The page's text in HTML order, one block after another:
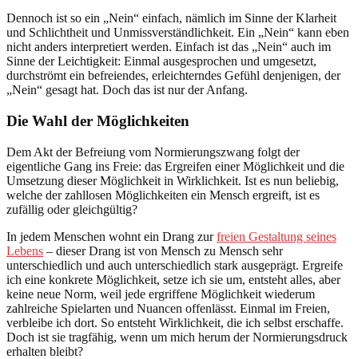
Dennoch ist so ein „Nein“ einfach, nämlich im Sinne der Klarheit
und Schlichtheit und Unmissverständlichkeit. Ein „Nein“ kann eben
nicht anders interpretiert werden. Einfach ist das „Nein“ auch im
Sinne der Leichtigkeit: Einmal ausgesprochen und umgesetzt,
durchströmt ein befreiendes, erleichterndes Gefühl denjenigen, der
„Nein“ gesagt hat. Doch das ist nur der Anfang.
Die Wahl der Möglichkeiten
Dem Akt der Befreiung vom Normierungszwang folgt der
eigentliche Gang ins Freie: das Ergreifen einer Möglichkeit und die
Umsetzung dieser Möglichkeit in Wirklichkeit. Ist es nun beliebig,
welche der zahllosen Möglichkeiten ein Mensch ergreift, ist es
zufällig oder gleichgültig?
In jedem Menschen wohnt ein Drang zurfreien Gestaltung seines
Lebens – dieser Drang ist von Mensch zu Mensch sehr
unterschiedlich und auch unterschiedlich stark ausgeprägt. Ergreife
ich eine konkrete Möglichkeit, setze ich sie um, entsteht alles, aber
keine neue Norm, weil jede ergriffene Möglichkeit wiederum
zahlreiche Spielarten und Nuancen offenlässt. Einmal im Freien,
verbleibe ich dort. So entsteht Wirklichkeit, die ich selbst erschaffe.
Doch ist sie tragfähig, wenn um mich herum der Normierungsdruck
erhalten bleibt?